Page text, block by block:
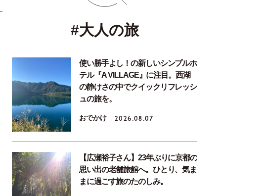
#大人の旅
使い勝手よし！の新しいシンプルホ
テル『A VILLAGE』に注目。西湖
の静けさの中でクイックリフレッシ
ュの旅を。
おでかけ 2026.08.07
【広瀬裕子さん】23年ぶりに京都の
思い出の老舗旅館へ。ひとり、気ま
まに過ごす旅のたのしみ。